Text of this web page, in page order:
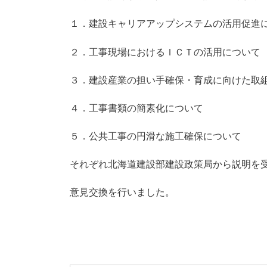
１．建設キャリアアップシステムの活用促進
２．工事現場におけるＩＣＴの活用について
３．建設産業の担い手確保・育成に向けた取
４．工事書類の簡素化について
５．公共工事の円滑な施工確保について
それぞれ北海道建設部建設政策局から説明を
意見交換を行いました。